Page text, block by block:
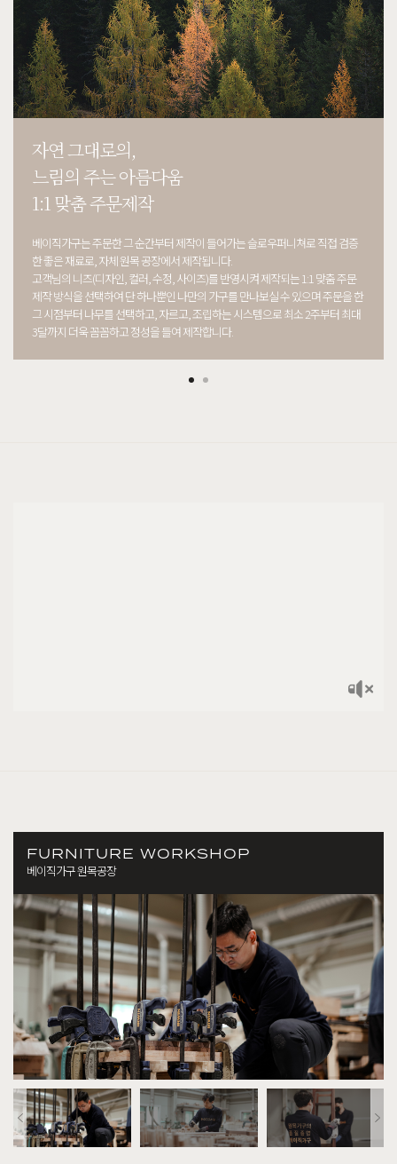
자연 그대로의,
느림의 주는 아름다움
1:1 맞춤 주문제작
베이직가구는 주문한 그 순간부터 제작이 들어가는 슬로우퍼니쳐로 직접 검증
한 좋은 재료로, 자체 원목 공장에서 제작됩니다.
고객님의 니즈(디자인, 컬러, 수정, 사이즈)를 반영시켜 제작되는 1:1 맞춤 주문
제작 방식을 선택하여 단 하나뿐인 나만의 가구를 만나보실 수 있으며 주문을 한
그 시점부터 나무를 선택하고, 자르고, 조립하는 시스템으로 최소 2주부터 최대
3달까지 더욱 꼼꼼하고 정성을 들여 제작합니다.
FURNITURE WORKSHOP
베이직가구 원목공장